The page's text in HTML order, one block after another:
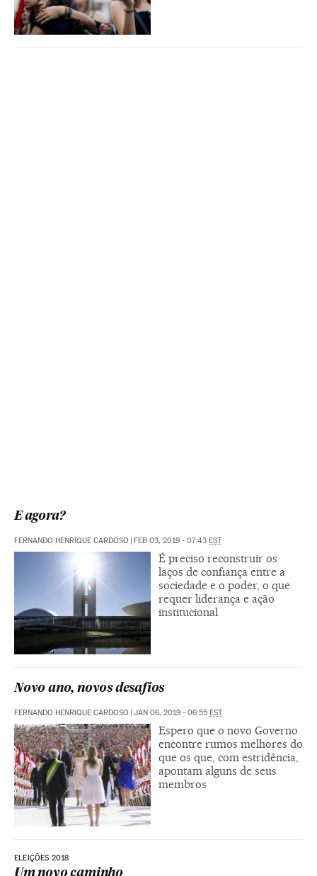
E agora?
FERNANDO HENRIQUE CARDOSO | FEB 03, 2019 - 07:43 EST
É preciso reconstruir os
laços de confiança entre a
sociedade e o poder, o que
requer liderança e ação
institucional
Novo ano, novos desafios
FERNANDO HENRIQUE CARDOSO | JAN 06, 2019 - 06:55 EST
Espero que o novo Governo
encontre rumos melhores do
que os que, com estridência,
apontam alguns de seus
membros
ELEIÇÕES 2018
Um novo caminho